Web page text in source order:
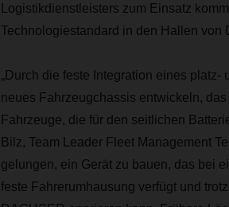
Logistikdienstleisters zum Einsatz
Technologiestandard in den Hallen von
„Durch die feste Integration eines
neues Fahrzeugchassis entwickeln,
Fahrzeuge, die für den seitlichen
Bilz, Team Leader Fleet Management
gelungen, ein Gerät zu bauen, das bei
feste Fahrerumhausung verfügt und